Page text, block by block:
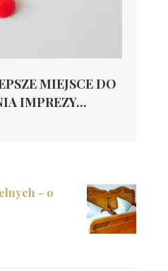
MIEJSCE DO
IMPREZY...
- o